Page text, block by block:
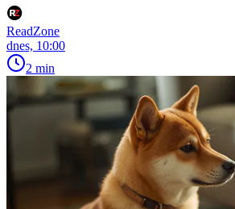
ReadZone
dnes, 10:00
2 min